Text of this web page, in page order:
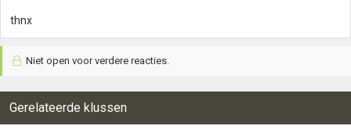
thnx
Niet open voor verdere reacties.
Gerelateerde klussen